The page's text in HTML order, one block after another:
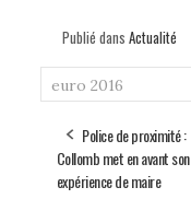
Publié dans Actualité
euro 2016
Police de proximité :
Collomb met en avant son
expérience de maire